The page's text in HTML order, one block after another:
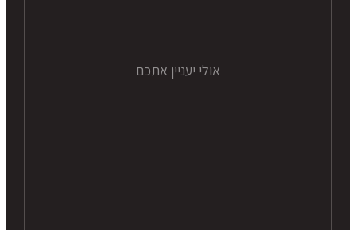
אולי יעניין אתכם